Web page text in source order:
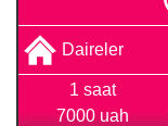
Daireler
1 saat
7000 uah